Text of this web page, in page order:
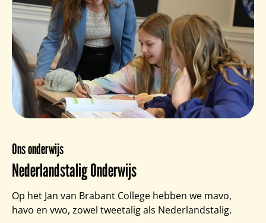
Ons onderwijs
Nederlandstalig Onderwijs
Op het Jan van Brabant College hebben we mavo,
havo en vwo, zowel tweetalig als Nederlandstalig.